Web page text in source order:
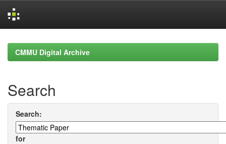
navigationCMMU Digital Archive
Search
Search:
for